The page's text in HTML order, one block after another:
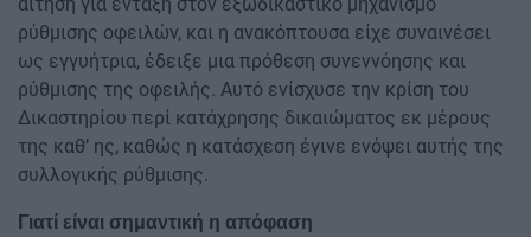
ρύθμισης οφειλών, και η ανακόπτουσα είχε συναινέσει
ως εγγυήτρια, έδειξε μια πρόθεση συνεννόησης και
ρύθμισης της οφειλής. Αυτό ενίσχυσε την κρίση του
Δικαστηρίου περί κατάχρησης δικαιώματος εκ μέρους
της καθ’ ης, καθώς η κατάσχεση έγινε ενόψει αυτής της
συλλογικής ρύθμισης.
Γιατί είναι σημαντική η απόφαση